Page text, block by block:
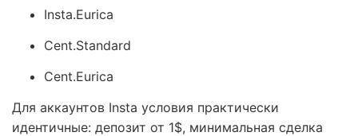
Insta.Eurica
Cent.Standard
Cent.Eurica
Для аккаунтов Insta условия практически
идентичные: депозит от 1$, минимальная сделка